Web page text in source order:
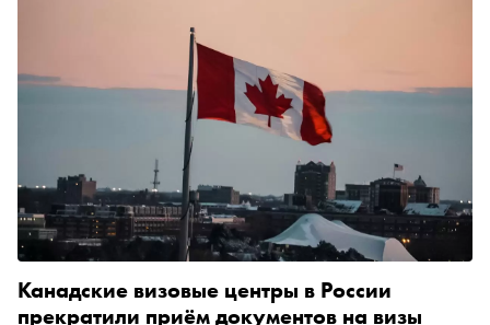
Канадские визовые центры в России
прекратили приём документов на визы